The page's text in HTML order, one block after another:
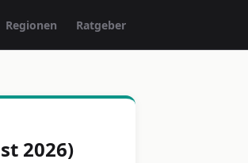
Regionen Ratgeber
2026)